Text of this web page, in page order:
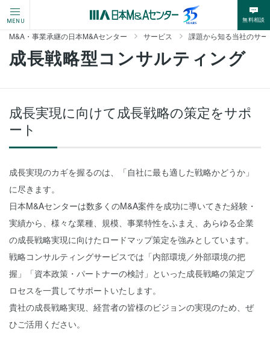
MENU 無料相談
M&A・事業承継の日本M&Aセンター サービス 課題から知る当社のサー
成長戦略型コンサルティング
成長実現に向けて成長戦略の策定をサポ
ート
成長実現のカギを握るのは、「自社に最も適した戦略かどうか」
に尽きます。
日本M&Aセンターは数多くのM&A案件を成功に導いてきた経験・
実績から、様々な業種、規模、事業特性をふまえ、あらゆる企業
の成長戦略実現に向けたロードマップ策定を強みとしています。
戦略コンサルティングサービスでは「内部環境／外部環境の把
握」「資本政策・パートナーの検討」といった成長戦略の策定プ
ロセスを一貫してサポートいたします。
貴社の成長戦略実現、経営者の皆様のビジョンの実現のため、ぜ
ひご活用ください。